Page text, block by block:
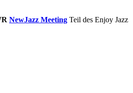
NewJazz Meeting Teil des Enjoy Jazz